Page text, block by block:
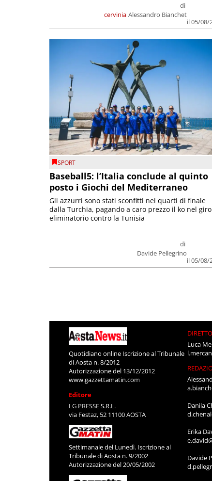
cervinia
di
Alessandro Bianchet
il 05/08/
SPORT
Baseball5: l’Italia conclude al quinto
posto i Giochi del Mediterraneo
di
Davide Pellegrino
il 05/08/
Gli azzurri sono stati sconfitti nei quarti di finale
dalla Turchia, pagando a caro prezzo il ko nel
eliminatorio contro la Tunisia
Quotidiano online Iscrizione al Tribunale
di Aosta n. 8/2012
Autorizzazione del 13/12/2012
www.gazzettamatin.com
Editore
LG PRESSE S.R.L.
via Festaz, 52 11100 AOSTA
Settimanale del Lunedì. Iscrizione al
Tribunale di Aosta n. 9/2002
Autorizzazione del 20/05/2002
Luca
Danila
Erika
Davide